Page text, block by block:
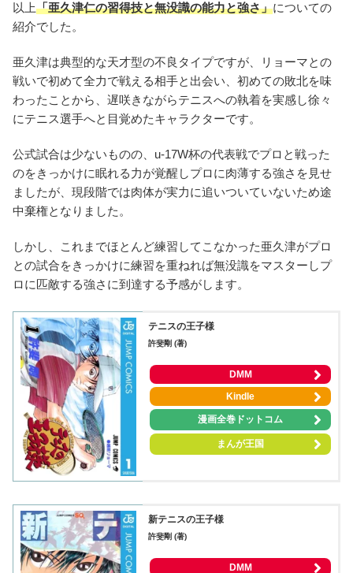
以上「亜久津仁の習得技と無没識の能力と強さ」についての
紹介でした。
亜久津は典型的な天才型の不良タイプですが、リョーマとの
戦いで初めて全力で戦える相手と出会い、初めての敗北を味
わったことから、遅咲きながらテニスへの執着を実感し徐々
にテニス選手へと目覚めたキャラクターです。
公式試合は少ないものの、u-17W杯の代表戦でプロと戦った
のをきっかけに眠れる力が覚醒しプロに肉薄する強さを見せ
ましたが、現段階では肉体が実力に追いついていないため途
中棄権となりました。
しかし、これまでほとんど練習してこなかった亜久津がプロ
との試合をきっかけに練習を重ねれば無没識をマスターしプ
ロに匹敵する強さに到達する予感がします。
テニスの王子様
許斐剛 (著)
DMM
Kindle
漫画全巻ドットコム
まんが王国
新テニスの王子様
許斐剛 (著)
DMM